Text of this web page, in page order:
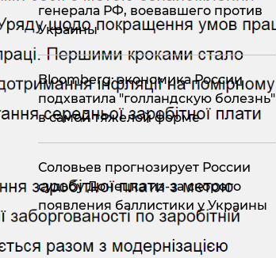
генерала РФ, воевавшего против
Украины
Bloomberg: экономика России
подхватила "голландскую болезнь"
в самой тяжелой форме
Соловьев прогнозирует России
судьбу Донецка из-за скорого
появления баллистики у Украины